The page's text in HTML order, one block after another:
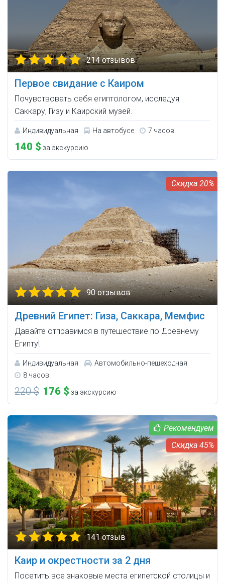
214 отзывов
Первое свидание с Каиром
Почувствовать себя египтологом, исследуя
Саккару, Гизу и Каирский музей.
Индивидуальная На автобусе 7 часов
140 $ за экскурсию
20%
90 отзывов
Древний Египет: Гиза, Саккара, Мемфис
Давайте отправимся в путешествие по Древнему
Египту!
Индивидуальная
Автомобильно-пешеходная
8 часов
220 $ 176 $ за экскурсию
45%
141 отзыв
Каир и окрестности за 2 дня
Посетить все знаковые места египетской столицы и